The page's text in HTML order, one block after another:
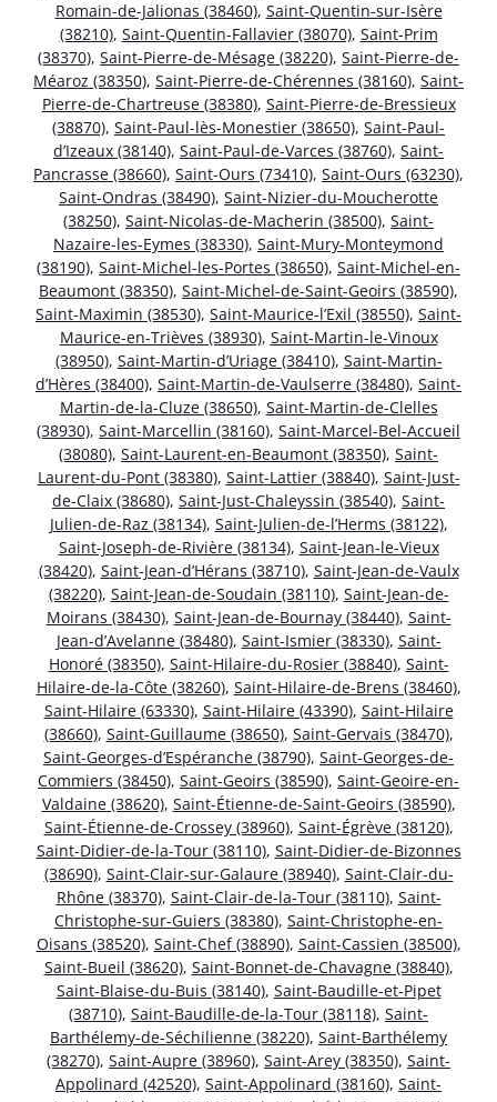
Romain-de-Jalionas (38460), Saint-Quentin-sur-Isère
(38210), Saint-Quentin-Fallavier (38070), Saint-Prim
(38370), Saint-Pierre-de-Mésage (38220), Saint-Pierre-de-
Méaroz (38350), Saint-Pierre-de-Chérennes (38160), Saint-
Pierre-de-Chartreuse (38380), Saint-Pierre-de-Bressieux
(38870), Saint-Paul-lès-Monestier (38650), Saint-Paul-
d’Izeaux (38140), Saint-Paul-de-Varces (38760), Saint-
Pancrasse (38660), Saint-Ours (73410), Saint-Ours (63230),
Saint-Ondras (38490), Saint-Nizier-du-Moucherotte
(38250), Saint-Nicolas-de-Macherin (38500), Saint-
Nazaire-les-Eymes (38330), Saint-Mury-Monteymond
(38190), Saint-Michel-les-Portes (38650), Saint-Michel-en-
Beaumont (38350), Saint-Michel-de-Saint-Geoirs (38590),
Saint-Maximin (38530), Saint-Maurice-l’Exil (38550), Saint-
Maurice-en-Trièves (38930), Saint-Martin-le-Vinoux
(38950), Saint-Martin-d’Uriage (38410), Saint-Martin-
d’Hères (38400), Saint-Martin-de-Vaulserre (38480), Saint-
Martin-de-la-Cluze (38650), Saint-Martin-de-Clelles
(38930), Saint-Marcellin (38160), Saint-Marcel-Bel-Accueil
(38080), Saint-Laurent-en-Beaumont (38350), Saint-
Laurent-du-Pont (38380), Saint-Lattier (38840), Saint-Just-
de-Claix (38680), Saint-Just-Chaleyssin (38540), Saint-
Julien-de-Raz (38134), Saint-Julien-de-l’Herms (38122),
Saint-Joseph-de-Rivière (38134), Saint-Jean-le-Vieux
(38420), Saint-Jean-d’Hérans (38710), Saint-Jean-de-Vaulx
(38220), Saint-Jean-de-Soudain (38110), Saint-Jean-de-
Moirans (38430), Saint-Jean-de-Bournay (38440), Saint-
Jean-d’Avelanne (38480), Saint-Ismier (38330), Saint-
Honoré (38350), Saint-Hilaire-du-Rosier (38840), Saint-
Hilaire-de-la-Côte (38260), Saint-Hilaire-de-Brens (38460),
Saint-Hilaire (63330), Saint-Hilaire (43390), Saint-Hilaire
(38660), Saint-Guillaume (38650), Saint-Gervais (38470),
Saint-Georges-d’Espéranche (38790), Saint-Georges-de-
Commiers (38450), Saint-Geoirs (38590), Saint-Geoire-en-
Valdaine (38620), Saint-Étienne-de-Saint-Geoirs (38590),
Saint-Étienne-de-Crossey (38960), Saint-Égrève (38120),
Saint-Didier-de-la-Tour (38110), Saint-Didier-de-Bizonnes
(38690), Saint-Clair-sur-Galaure (38940), Saint-Clair-du-
Rhône (38370), Saint-Clair-de-la-Tour (38110), Saint-
Christophe-sur-Guiers (38380), Saint-Christophe-en-
Oisans (38520), Saint-Chef (38890), Saint-Cassien (38500),
Saint-Bueil (38620), Saint-Bonnet-de-Chavagne (38840),
Saint-Blaise-du-Buis (38140), Saint-Baudille-et-Pipet
(38710), Saint-Baudille-de-la-Tour (38118), Saint-
Barthélemy-de-Séchilienne (38220), Saint-Barthélemy
(38270), Saint-Aupre (38960), Saint-Arey (38350), Saint-
Appolinard (42520), Saint-Appolinard (38160), Saint-